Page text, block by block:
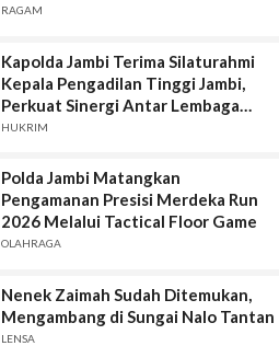
RAGAM
Kapolda Jambi Terima Silaturahmi
Kepala Pengadilan Tinggi Jambi,
Perkuat Sinergi Antar Lembaga
Penegak Hukum
HUKRIM
Polda Jambi Matangkan
Pengamanan Presisi Merdeka Run
2026 Melalui Tactical Floor Game
OLAHRAGA
Nenek Zaimah Sudah Ditemukan,
Mengambang di Sungai Nalo Tantan
LENSA